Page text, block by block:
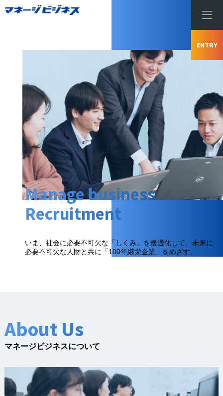
ENTRY
Manage business
Recruitment
いま、社会に必要不可欠な「しくみ」を最適化して、 未来に
必要不可欠な人財と共に「100年継栄企業」をめざす。
About Us
マネージビジネスについて